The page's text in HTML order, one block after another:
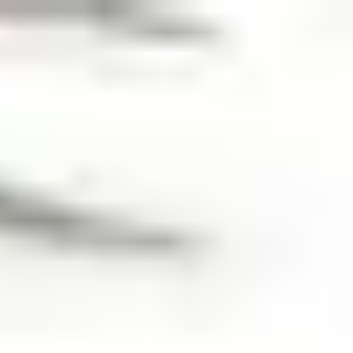
JETZT KOSTENLOS ANRUFEN
anrufen
≡